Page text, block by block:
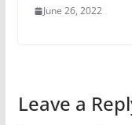
June 26, 2022
Leave a